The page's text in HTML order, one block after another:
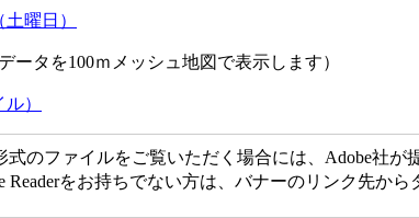
曜日）
ータを100ｍメッシュ地図で表示します）
）
式のファイルをご覧いただく場合には、Adobe社が
Readerをお持ちでない方は、バナーのリンク先か